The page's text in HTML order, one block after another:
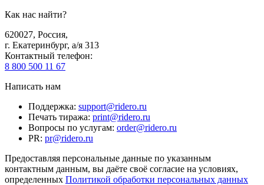
Как нас найти?
620027, Россия,
г. Екатеринбург, а/я 313
Контактный телефон:
8 800 500 11 67
Написать нам
Поддержка: support@ridero.ru
Печать тиража: print@ridero.ru
Вопросы по услугам: order@ridero.ru
PR: pr@ridero.ru
Предоставляя персональные данные по указанным
контактным данным, вы даёте своё согласие на условиях,
определенных Политикой обработки персональных данных